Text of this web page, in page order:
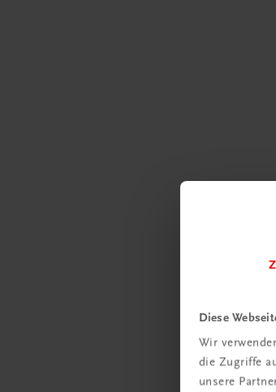
Diese
Wir
die Zugriffe
unsere